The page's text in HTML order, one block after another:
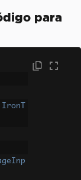
para
IronT